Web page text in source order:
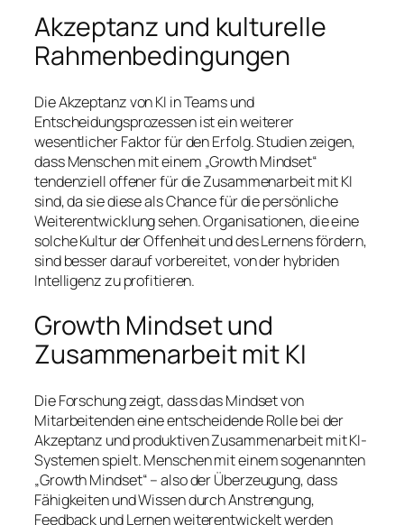
Akzeptanz und kulturelle
Rahmenbedingungen
Die Akzeptanz von KI in Teams und
Entscheidungsprozessen ist ein weiterer
wesentlicher Faktor für den Erfolg. Studien zeigen,
dass Menschen mit einem „Growth Mindset“
tendenziell offener für die Zusammenarbeit mit KI
sind, da sie diese als Chance für die persönliche
Weiterentwicklung sehen. Organisationen, die eine
solche Kultur der Offenheit und des Lernens fördern,
sind besser darauf vorbereitet, von der hybriden
Intelligenz zu profitieren.
Growth Mindset und
Zusammenarbeit mit KI
Die Forschung zeigt, dass das Mindset von
Mitarbeitenden eine entscheidende Rolle bei der
Akzeptanz und produktiven Zusammenarbeit mit KI-
Systemen spielt. Menschen mit einem sogenannten
„Growth Mindset“ – also der Überzeugung, dass
Fähigkeiten und Wissen durch Anstrengung,
Feedback und Lernen weiterentwickelt werden